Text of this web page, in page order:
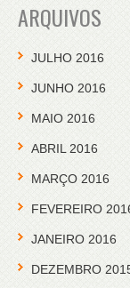
ARQUIVOS
JULHO 2016
JUNHO 2016
MAIO 2016
ABRIL 2016
MARÇO 2016
FEVEREIRO
JANEIRO 2016
DEZEMBRO